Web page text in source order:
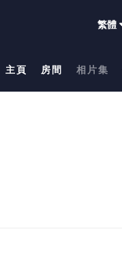
繁體
主頁 房間 相片集